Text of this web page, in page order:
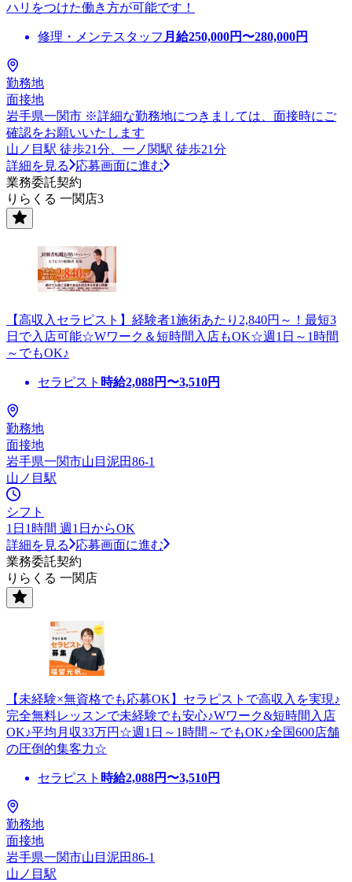
ハリをつけた働き方が可能です！
修理・メンテスタッフ 月給250,000円〜280,000円
勤務地
面接地
岩手県一関市 ※詳細な勤務地につきましては、面接時にご
確認をお願いいたします
山ノ目駅 徒歩21分、一ノ関駅 徒歩21分
詳細を見る
応募画面に進む
業務委託契約
りらくる 一関店3
【高収入セラピスト】経験者1施術あたり2,840円～！最短3
日で入店可能☆Wワーク＆短時間入店もOK☆週1日～1時間
～でもOK♪
セラピスト 時給2,088円〜3,510円
勤務地
面接地
岩手県一関市山目泥田86-1
山ノ目駅
シフト
1日1時間 週1日からOK
詳細を見る
応募画面に進む
業務委託契約
りらくる 一関店
【未経験×無資格でも応募OK】セラピストで高収入を実現♪
完全無料レッスンで未経験でも安心♪Wワーク&短時間入店
OK♪平均月収33万円☆週1日～1時間～でもOK♪全国600店舗
の圧倒的集客力☆
セラピスト 時給2,088円〜3,510円
勤務地
面接地
岩手県一関市山目泥田86-1
山ノ目駅